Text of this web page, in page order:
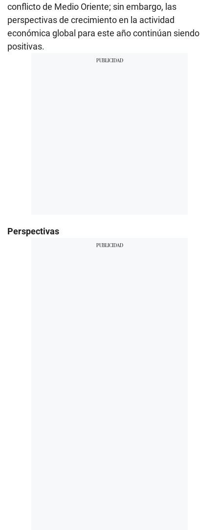
conflicto de Medio Oriente; sin embargo, las
perspectivas de crecimiento en la actividad
económica global para este año continúan siendo
positivas.
Perspectivas